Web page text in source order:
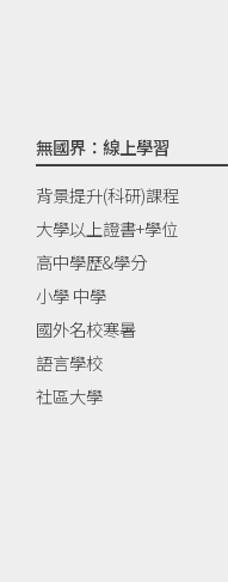
無國界：線上學習
背景提升(科研)課程
大學以上證書+學位
高中學歷&學分
小學 中學
國外名校寒暑
語言學校
社區大學